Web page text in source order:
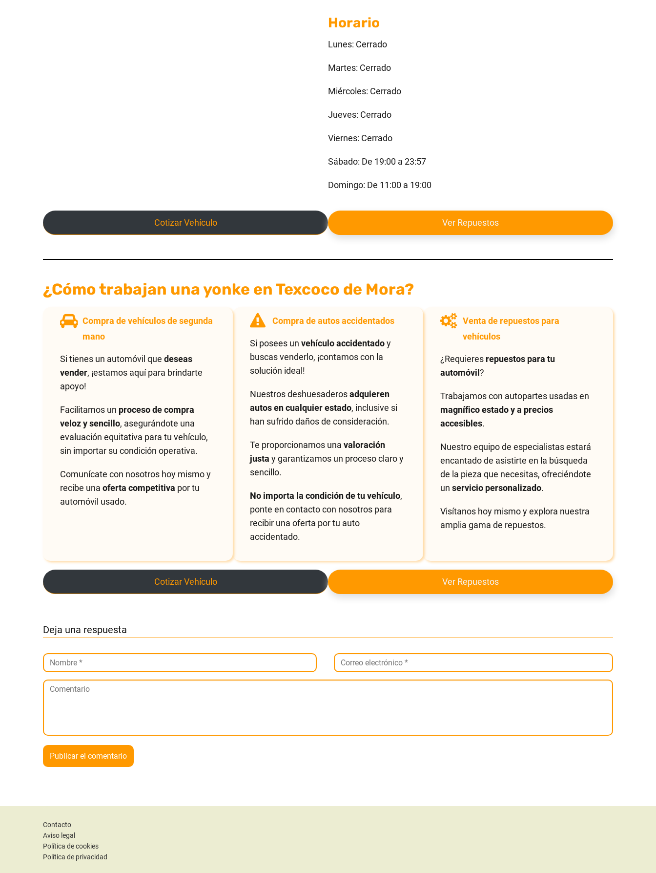
Horario
Lunes: Cerrado
Martes: Cerrado
Miércoles: Cerrado
Jueves: Cerrado
Viernes: Cerrado
Sábado: De 19:00 a 23:57
Domingo: De 11:00 a 19:00
Cotizar Vehículo Ver Repuestos
¿Cómo trabajan una yonke en Texcoco de Mora?
Compra de vehículos de segunda
mano
Si tienes un automóvil quedeseas
vender, ¡estamos aquí para brindarte
apoyo!
Facilitamos un proceso de compra
veloz y sencillo, asegurándote una
evaluación equitativa para tu vehículo,
sin importar su condición operativa.
Comunícate con nosotros hoy mismo y
recibe unaoferta competitiva por tu
automóvil usado.
Compra de autos accidentados
Si posees unvehículo accidentadoy
buscas venderlo, ¡contamos con la
solución ideal!
Nuestros deshuesaderosadquieren
autos en cualquier estado, inclusive si
han sufrido daños de consideración.
Te proporcionamos unavaloración
justa y garantizamos un proceso claro y
sencillo.
No importa la condición de tu vehículo,
ponte en contacto con nosotros para
recibir una oferta por tu auto
accidentado.
Venta de repuestos para
vehículos
¿Requieres repuestos para tu
automóvil?
Trabajamos con autopartes usadas en
magnífico estado y a precios
accesibles.
Nuestro equipo de especialistas estará
encantado de asistirte en la búsqueda
de la pieza que necesitas, ofreciéndote
un servicio personalizado.
Visítanos hoy mismo y explora nuestra
amplia gama de repuestos.
Cotizar Vehículo Ver Repuestos
Deja una respuesta
Contacto
Aviso legal
Política de cookies
Política de privacidad